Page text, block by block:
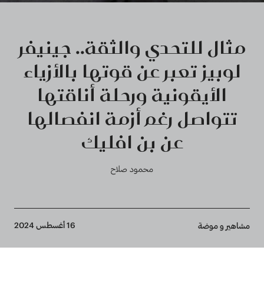
مثال للتحدي والثقة.. جينيفر
لوبيز تعبر عن قوتها بالأزياء
الأيقونية ورحلة أناقتها
تتواصل رغم أزمة انفصالها
عن بن افليك
محمود صلاح
Breadcrumb
مشاهير و موضة 16 أغسطس 2024